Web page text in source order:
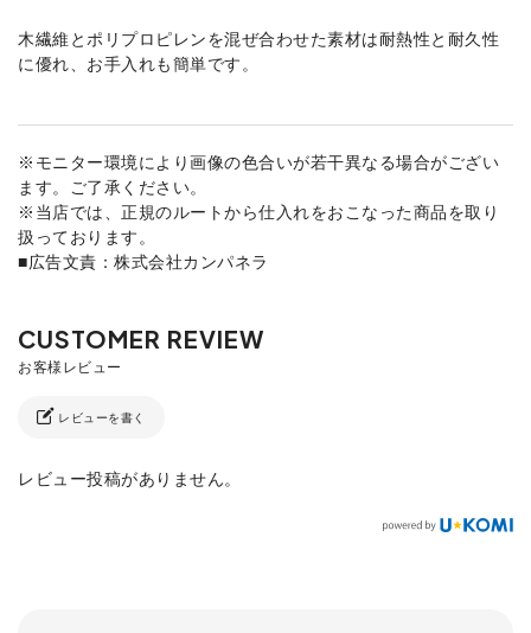
木繊維とポリプロピレンを混ぜ合わせた素材は耐熱性と耐久性
に優れ、お手入れも簡単です。
※モニター環境により画像の色合いが若干異なる場合がござい
ます。ご了承ください。
※当店では、正規のルートから仕入れをおこなった商品を取り
扱っております。
■広告文責：株式会社カンパネラ
レビューを書く
レビュー投稿がありません。